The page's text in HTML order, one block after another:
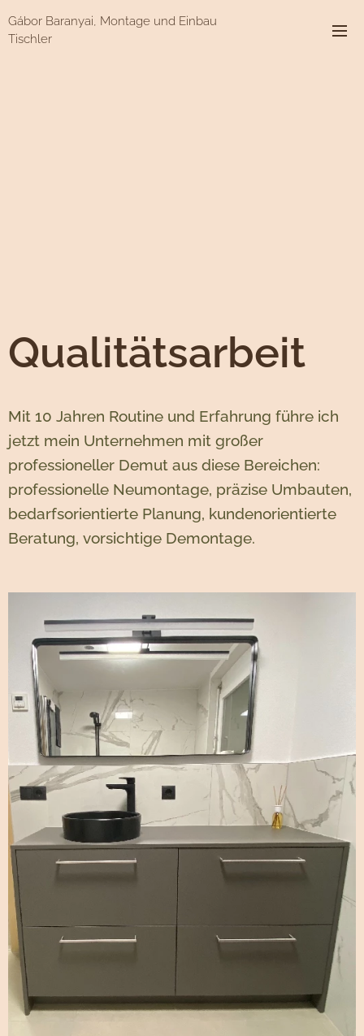
Gábor Baranyai, Montage und Einbau
Tischler
Qualitätsarbeit
Mit 10 Jahren Routine und Erfahrung führe ich
jetzt mein Unternehmen mit großer
professioneller Demut aus diese Bereichen:
professionelle Neumontage, präzise Umbauten,
bedarfsorientierte Planung, kundenorientierte
Beratung, vorsichtige Demontage.